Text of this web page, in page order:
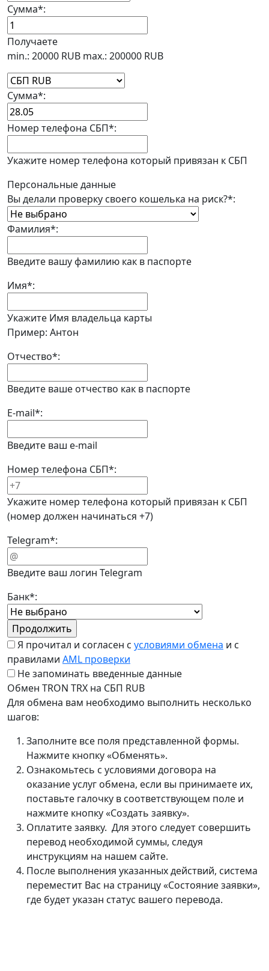
Сумма*:
Получаете
min.: 20000 RUB max.: 200000 RUB
Сумма*:
Номер телефона СБП*:
Укажите номер телефона который привязан к СБП
Персональные данные
Вы делали проверку своего кошелька на риск?*:
Фамилия*:
Введите вашу фамилию как в паспорте
Имя*:
Укажите Имя владельца карты
Пример: Антон
Отчество*:
Введите ваше отчество как в паспорте
E-mail*:
Введите ваш e-mail
Номер телефона СБП*:
Укажите номер телефона который привязан к СБП
(номер должен начинаться +7)
Telegram*:
Введите ваш логин Telegram
Банк*:
Я прочитал и согласен с условиями обмена и с
правилами AML проверки
Не запоминать введенные данные
Обмен TRON TRX на СБП RUB
Для обмена вам необходимо выполнить несколько
шагов:
Заполните все поля представленной формы.
Нажмите кнопку «Обменять».
Ознакомьтесь с условиями договора на
оказание услуг обмена, если вы принимаете их,
поставьте галочку в соответствующем поле и
нажмите кнопку «Создать заявку».
Оплатите заявку. Для этого следует совершить
перевод необходимой суммы, следуя
инструкциям на нашем сайте.
После выполнения указанных действий, система
переместит Вас на страницу «Состояние заявки»,
где будет указан статус вашего перевода.